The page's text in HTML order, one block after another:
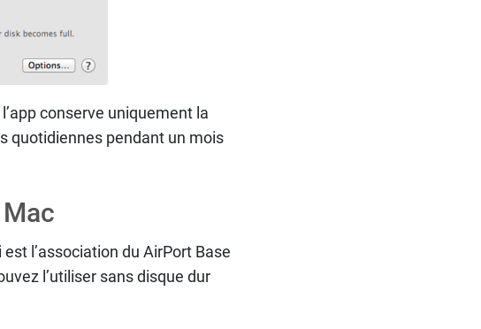
conserve uniquement la
quotidiennes pendant un mois
l’association du AirPort Base
l’utiliser sans disque dur